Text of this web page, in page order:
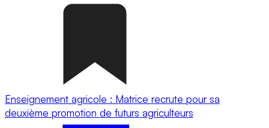
Enseignement agricole : Matrice recrute pour sa
deuxième promotion de futurs agriculteurs